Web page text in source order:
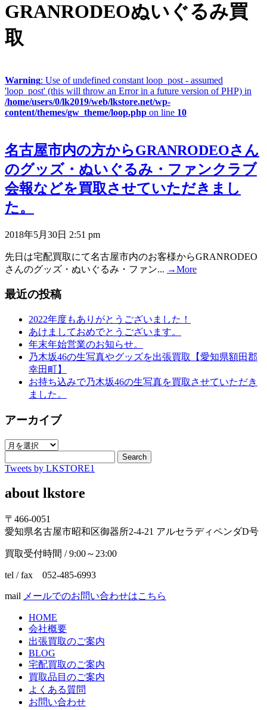
GRANRODEOぬいぐるみ買
取
Warning: Use of undefined constant loop_post - assumed
'loop_post' (this will throw an Error in a future version of PHP) in
/home/users/0/lk2019/web/lkstore.net/wp-
content/themes/gw_theme/loop.php on line 10
名古屋市内の方からGRANRODEOさん
のグッズ・ぬいぐるみ・ファンクラブ
会報などを買取させていただきまし
た。
2018年5月30日 2:51 pm
先日は宅配買取にて名古屋市内のお客様からGRANRODEO
さんのグッズ・ぬいぐるみ・ファン... →More
最近の投稿
2022年度もありがとうございました！
あけましておめでとうございます。
年末年始営業のお知らせ。
乃木坂46の生写真やグッズを出張買取【愛知県額田郡
幸田町】
お持ち込みで乃木坂46の生写真を買取させていただき
ました。
アーカイブ
ア
カ
ブ
Search
Tweets by LKSTORE1
about lkstore
〒466-0051
愛知県名古屋市昭和区御器所2-4-21 アルセラディペンダD号
買取受付時間 / 9:00～23:00
tel / fax 052-485-6993
mail メールでのお問い合わせはこちら
HOME
会社概要
出張買取のご案内
BLOG
宅配買取のご案内
買取品目のご案内
よくある質問
お問い合わせ